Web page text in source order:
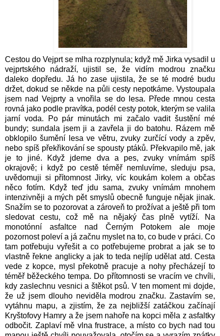
Cestou do Vejprt se mlha rozplynula; když mě Jirka vysadil u
vejprtského nádraží, ujistil se, že vidím modrou značku
daleko dopředu. Já ho zase ujistila, že se té modré budu
držet, dokud se někde na půli cesty nepotkáme. Vystoupala
jsem nad Vejprty a vnořila se do lesa. Přede mnou cesta
rovná jako podle pravítka, podél cesty potok, kterým se valila
jarní voda. Po pár minutách mi začalo vadit šustění mé
bundy; sundala jsem ji a zavřela ji do batohu. Rázem mě
obklopilo šumění lesa ve větru, zvuky zurčící vody a zpěv,
nebo spíš překřikování se spousty ptáků. Překvapilo mě, jak
je to jiné. Když jdeme dva a pes, zvuky vnímám spíš
okrajově; i když po cestě téměř nemluvíme, sleduju psa,
uvědomuji si přítomnost Jirky, víc koukám kolem a občas
něco fotím. Když teď jdu sama, zvuky vnímám mnohem
intenzivněji a mých pět smyslů obecně funguje nějak jinak.
Snažím se to pozorovat a zároveň to prožívat a ještě při tom
sledovat cestu, což mě na nějaký čas plně vytíží. Na
monotónní asfaltce nad Černým Potokem ale moje
pozornost poleví a já začnu myslet na to, co bude v práci. Co
tam potřebuju vyřešit a co potřebujeme probrat a jak se to
vlastně řekne anglicky a jak to teda nejlíp udělat atd. Cesta
vede z kopce, mysl překotně pracuje a nohy přecházejí to
téměř běžeckého tempa. Do přítomnosti se vracím ve chvíli,
kdy zaslechnu vesnici a štěkot psů. V ten moment mi dojde,
že už jsem dlouho neviděla modrou značku. Zastavím se,
vytáhnu mapu, a zjistím, že za nejbližší zatáčkou začínají
Kryštofovy Hamry a že jsem nahoře na kopci měla z asfaltky
odbočit. Zaplaví mě vlna frustrace, a místo co bych nad tou